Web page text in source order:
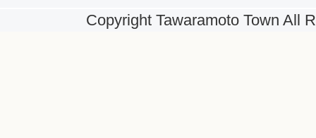
Copyright Tawaramoto Town All